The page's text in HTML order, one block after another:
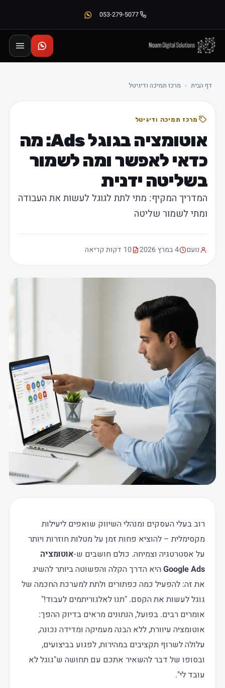
053-279-5077
דף הבית › מרכז תמיכה ודיגיטל
מרכז תמיכה ודיגיטל
אוטומציה בגוגל Ads: מה
כדאי לאפשר ומה לשמור
בשליטה ידנית
המדריך המקיף: מתי לתת לגוגל לעשות את העבודה
ומתי לשמור שליטה
נועם 4 במרץ 2026 10 דקות קריאה
רוב בעלי העסקים ומנהלי השיווק שואפים ליעילות
מקסימלית – להוציא פחות זמן על מטלות חוזרות ויותר
על אסטרטגיה וצמיחה. כולם חושבים ש-אוטומציה
Google Adsהיא הדרך הקלה והפשוטה ביותר להשיג
את זה: להפעיל כמה כפתורים ולתת למערכת החכמה של
גוגל לעשות את הקסם. "תנו לאלגוריתמים לעבוד!"
אומרים רבים. בפועל, הנתונים מראים בדיוק ההפך:
אוטומציה עיוורת, ללא הבנה מעמיקה ומדידה נכונה,
עלולה לשרוף תקציבים במהירות, לפגוע בביצועים,
ובסופו של דבר להשאיר אתכם עם תחושה ש"גוגל לא
עובד לי".